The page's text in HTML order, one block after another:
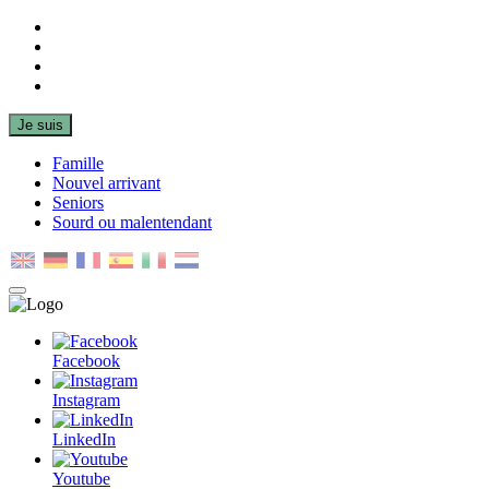
Je suis
Famille
Nouvel arrivant
Seniors
Sourd ou malentendant
MENU
PRINCIPAL
Facebook
Instagram
LinkedIn
Youtube